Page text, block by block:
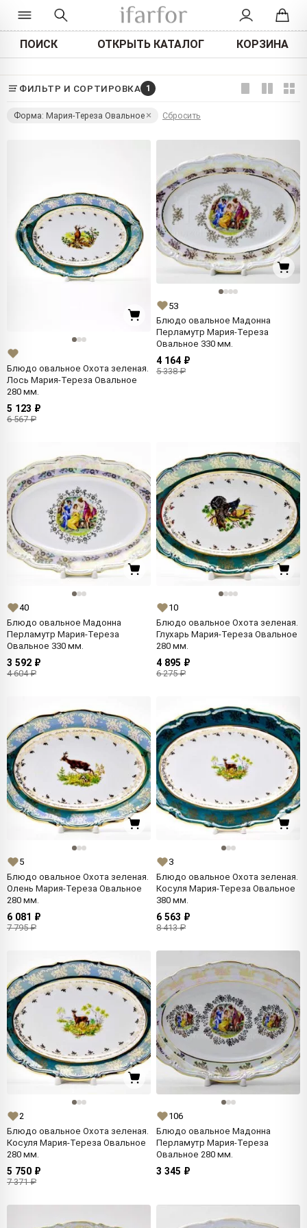
ПОИСК ОТКРЫТЬ КАТАЛОГ КОРЗИНА
ФИЛЬТР И СОРТИРОВКА 1
Форма: Мария-Тереза Овальное Сбросить
Блюдо овальное Охота зеленая.
Лось Мария-Тереза Овальное
280 мм.
5 123 ₽
6 567 ₽
53
Блюдо овальное Мадонна
Перламутр Мария-Тереза
Овальное 330 мм.
4 164 ₽
5 338 ₽
40
Блюдо овальное Мадонна
Перламутр Мария-Тереза
Овальное 330 мм.
3 592 ₽
4 604 ₽
10
Блюдо овальное Охота зеленая.
Глухарь Мария-Тереза Овальное
280 мм.
4 895 ₽
6 275 ₽
5
Блюдо овальное Охота зеленая.
Олень Мария-Тереза Овальное
280 мм.
6 081 ₽
7 795 ₽
3
Блюдо овальное Охота зеленая.
Косуля Мария-Тереза Овальное
380 мм.
6 563 ₽
8 413 ₽
2
Блюдо овальное Охота зеленая.
Косуля Мария-Тереза Овальное
280 мм.
5 750 ₽
7 371 ₽
106
Блюдо овальное Мадонна
Перламутр Мария-Тереза
Овальное 280 мм.
3 345 ₽